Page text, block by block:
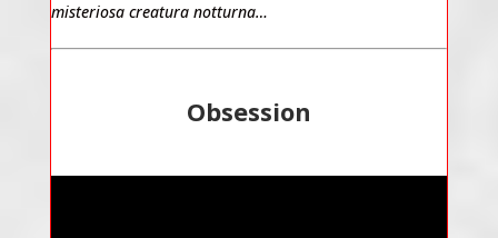
misteriosa creatura notturna…
Obsession